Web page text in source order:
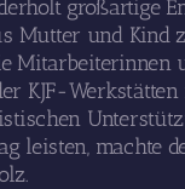
großartige
Mutter und Kind
Mitarbeiterinnen
KJF-
leisten, machte